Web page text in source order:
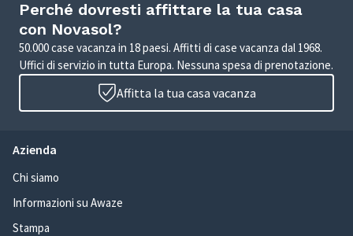
Perché dovresti affittare la tua casa
con Novasol?
50.000 case vacanza in 18 paesi. Affitti di case vacanza dal 1968.
Uffici di servizio in tutta Europa. Nessuna spesa di prenotazione.
Affitta la tua casa vacanza
Azienda
Chi siamo
Informazioni su Awaze
Stampa